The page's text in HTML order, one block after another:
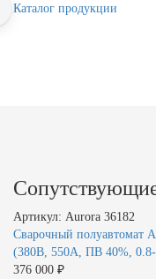
Каталог продукции
Артикул: Aurora 36182
Сварочный полуавтомат
(380В, 550А, ПВ 40%,
376 000 ₽